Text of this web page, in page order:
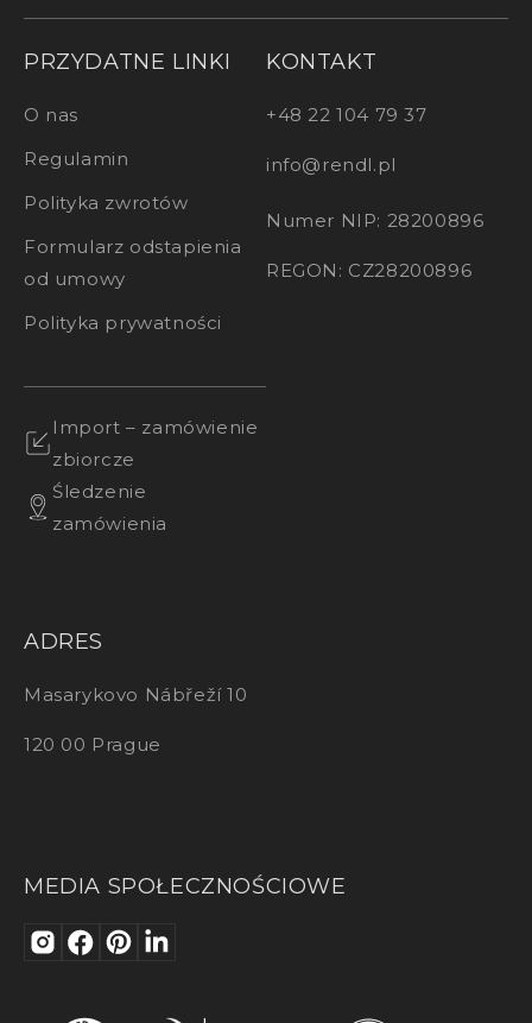
PRZYDATNE LINKI
O nas
Regulamin
Polityka zwrotów
Formularz odstapienia
od umowy
Polityka prywatności
Import – zamówienie
zbiorcze
Śledzenie
zamówienia
KONTAKT
+48 22 104 79 37
info@rendl.pl
Numer NIP: 28200896
REGON: CZ28200896
ADRES
Masarykovo Nábřeží 10
120 00 Prague
MEDIA SPOŁECZNOŚCIOWE